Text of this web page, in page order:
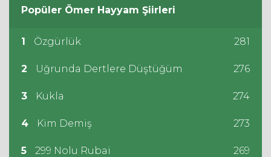
Popüler Ömer Hayyam Şiirleri
1 Özgürlük 281
2 Uğrunda Dertlere Düştüğüm 276
3 Kukla 274
4 Kim Demiş 273
5 299 Nolu Rubai 269